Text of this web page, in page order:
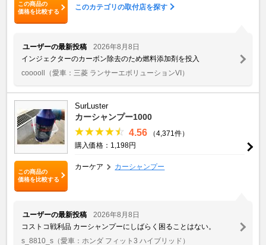
この商品の
価格を比較する
このカテゴリの取付店を探す
ユーザーの最新投稿
2026年8月8日
インジェクターのカーボン除去のため燃料添加剤を投入
cooooll （愛車：三菱 ランサーエボリューションVI）
この商品の
価格を比較する
SurLuster
カーシャンプー1000
4.56
（4,371件）
購入価格：1,198円
カーケア カーシャンプー
ユーザーの最新投稿
2026年8月8日
コストコ戦利品 カーシャンプーにしばらく困ることはない。
s_8810_s （愛車：ホンダ フィット3 ハイブリッド）